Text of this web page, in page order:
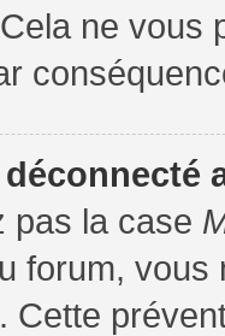
ne vous
pas la case
forum,
Cette